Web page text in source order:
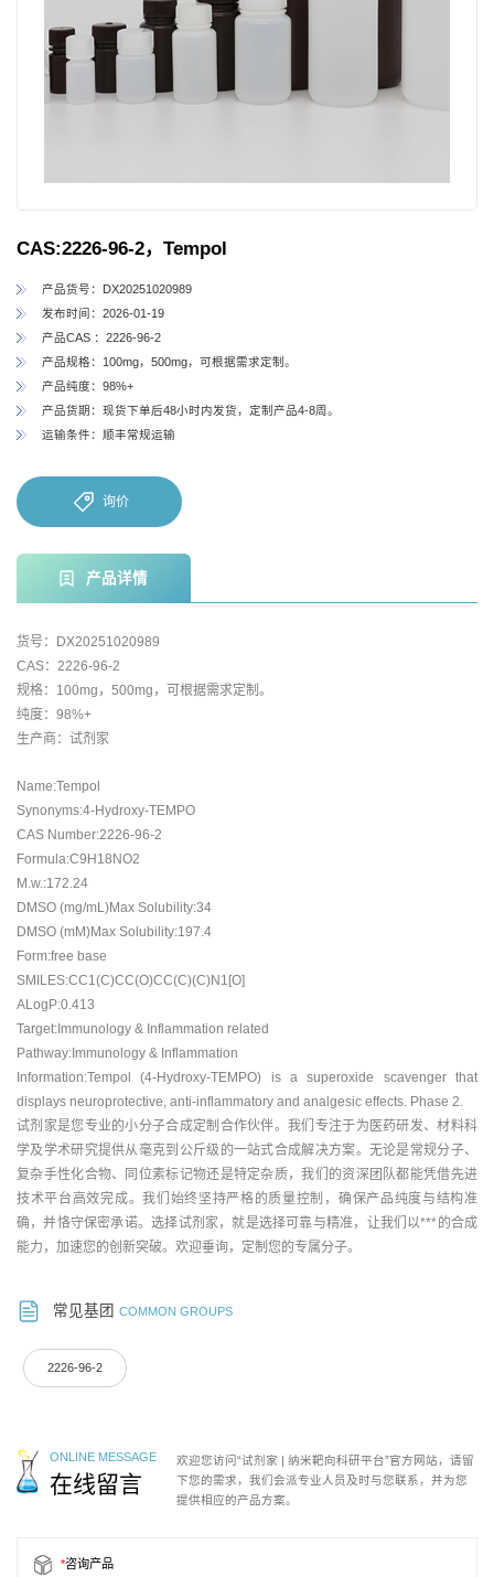
CAS:2226-96-2，Tempol
产品货号：DX20251020989
发布时间：2026-01-19
产品CAS ：2226-96-2
产品规格：100mg，500mg，可根据需求定制。
产品纯度：98%+
产品货期：现货下单后48小时内发货，定制产品4-8周。
运输条件：顺丰常规运输
询价
产品详情
货号：DX20251020989
CAS：2226-96-2
规格：100mg，500mg，可根据需求定制。
纯度：98%+
生产商：试剂家
Name:Tempol
Synonyms:4-Hydroxy-TEMPO
CAS Number:2226-96-2
Formula:C9H18NO2
M.w.:172.24
DMSO (mg/mL)Max Solubility:34
DMSO (mM)Max Solubility:197.4
Form:free base
SMILES:CC1(C)CC(O)CC(C)(C)N1[O]
ALogP:0.413
Target:Immunology & Inflammation related
Pathway:Immunology & Inflammation
Information:Tempol (4-Hydroxy-TEMPO) is a superoxide scavenger that
displays neuroprotective, anti-inflammatory and analgesic effects. Phase 2.
试剂家是您专业的小分子合成定制合作伙伴。我们专注于为医药研发、材料科
学及学术研究提供从毫克到公斤级的一站式合成解决方案。无论是常规分子、
复杂手性化合物、同位素标记物还是特定杂质，我们的资深团队都能凭借先进
技术平台高效完成。我们始终坚持严格的质量控制，确保产品纯度与结构准
确，并恪守保密承诺。选择试剂家，就是选择可靠与精准，让我们以***的合成
能力，加速您的创新突破。欢迎垂询，定制您的专属分子。
常见基团 COMMON GROUPS
2226-96-2
ONLINE MESSAGE
在线留言
欢迎您访问“试剂家 | 纳米靶向科研平台”官方网站，请留
下您的需求，我们会派专业人员及时与您联系，并为您
提供相应的产品方案。
*咨询产品